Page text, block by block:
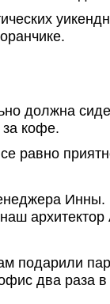
должна
за кофе.
равно
Инны.
подарили
два раза